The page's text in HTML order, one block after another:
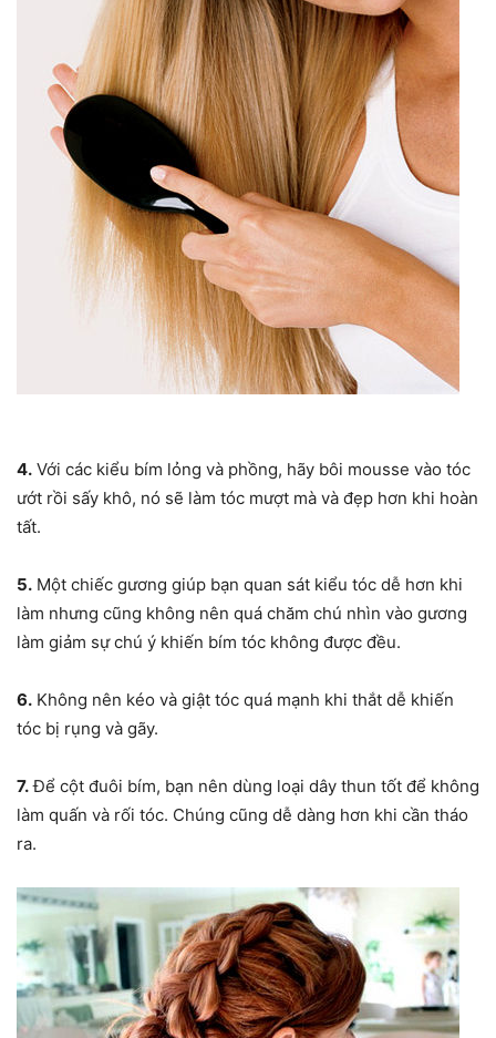
4. Với các kiểu bím lỏng và phồng, hãy bôi mousse vào tóc
ướt rồi sấy khô, nó sẽ làm tóc mượt mà và đẹp hơn khi hoàn
tất.
5. Một chiếc gương giúp bạn quan sát kiểu tóc dễ hơn khi
làm nhưng cũng không nên quá chăm chú nhìn vào gương
làm giảm sự chú ý khiến bím tóc không được đều.
6. Không nên kéo và giật tóc quá mạnh khi thắt dễ khiến
tóc bị rụng và gãy.
7.Để cột đuôi bím, bạn nên dùng loại dây thun tốt để không
làm quấn và rối tóc. Chúng cũng dễ dàng hơn khi cần tháo
ra.